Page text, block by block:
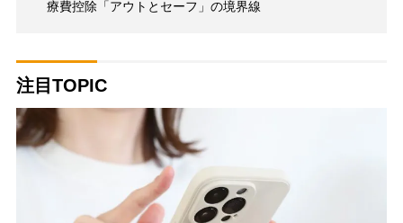
療費控除「アウトとセーフ」の境界線
注目TOPIC